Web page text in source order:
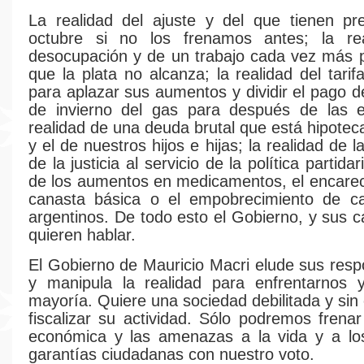
La realidad del ajuste y del que tienen
octubre si no los frenamos antes; la
desocupación y de un trabajo cada vez más
que la plata no alcanza; la realidad del
para aplazar sus aumentos y dividir el pago
de invierno del gas para después de las
realidad de una deuda brutal que está
y el de nuestros hijos e hijas; la realidad de
de la justicia al servicio de la política
de los aumentos en medicamentos, el
canasta básica o el empobrecimiento de
argentinos. De todo esto el Gobierno, y sus
quieren hablar.
El Gobierno de Mauricio Macri elude sus
y manipula la realidad para enfrentarnos
mayoría. Quiere una sociedad debilitada y sin
fiscalizar su actividad. Sólo podremos
económica y las amenazas a la vida y a
garantías ciudadanas con nuestro voto.